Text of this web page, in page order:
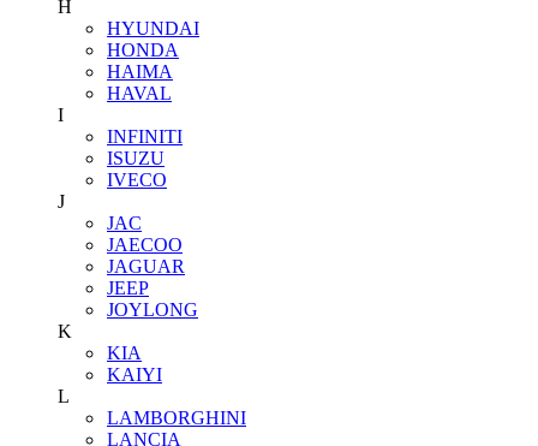
H
HYUNDAI
HONDA
HAIMA
HAVAL
I
INFINITI
ISUZU
IVECO
J
JAC
JAECOO
JAGUAR
JEEP
JOYLONG
K
KIA
KAIYI
L
LAMBORGHINI
LANCIA